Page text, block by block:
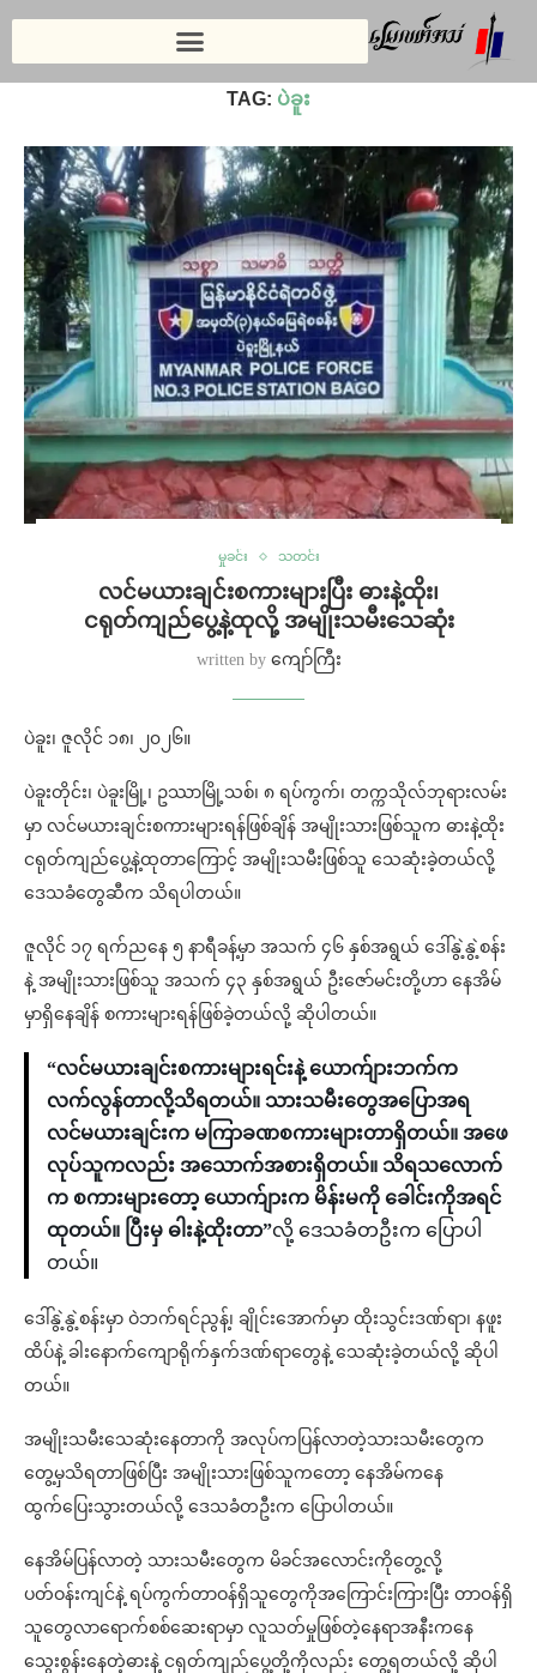
TAG: ပဲခူး
မှုခင်း သတင်း
လင်မယားချင်းစကားများပြီး ဓားနဲ့ထိုး၊
ငရုတ်ကျည်ပွေ့နဲ့ထုလို့ အမျိုးသမီးသေဆုံး
written by ကျော်ကြီး
ပဲခူး၊ ဇူလိုင် ၁၈၊ ၂၀၂၆။
ပဲခူးတိုင်း၊ ပဲခူးမြို့၊ ဥဿာမြို့သစ်၊ ၈ ရပ်ကွက်၊ တက္ကသိုလ်ဘုရားလမ်း
မှာ လင်မယားချင်းစကားများရန်ဖြစ်ချိန် အမျိုးသားဖြစ်သူက ဓားနဲ့ထိုး
ငရုတ်ကျည်ပွေ့နဲ့ထုတာကြောင့် အမျိုးသမီးဖြစ်သူ သေဆုံးခဲ့တယ်လို့
ဒေသခံတွေဆီက သိရပါတယ်။
ဇူလိုင် ၁၇ ရက်ညနေ ၅ နာရီခန့်မှာ အသက် ၄၆ နှစ်အရွယ် ဒေါ်နွဲ့နွဲ့စန်း
နဲ့ အမျိုးသားဖြစ်သူ အသက် ၄၃ နှစ်အရွယ် ဦးဇော်မင်းတို့ဟာ နေအိမ်
မှာရှိနေချိန် စကားများရန်ဖြစ်ခဲ့တယ်လို့ ဆိုပါတယ်။
“လင်မယားချင်းစကားများရင်းနဲ့ ယောက်ျားဘက်က
လက်လွန်တာလို့သိရတယ်။ သားသမီးတွေအပြောအရ
လင်မယားချင်းက မကြာခဏစကားများတာရှိတယ်။ အဖေ
လုပ်သူကလည်း အသောက်အစားရှိတယ်။ သိရသလောက်
က စကားများတော့ ယောက်ျားက မိန်းမကို ခေါင်းကိုအရင်
ထုတယ်။ ပြီးမှ ဓါးနဲ့ထိုးတာ”လို့ ဒေသခံတဦးက ပြောပါ
တယ်။
ဒေါ်နွဲ့နွဲ့စန်းမှာ ဝဲဘက်ရင်ညွန့်၊ ချိုင်းအောက်မှာ ထိုးသွင်းဒဏ်ရာ၊ နဖူး
ထိပ်နဲ့ ခါးနောက်ကျောရိုက်နှက်ဒဏ်ရာတွေနဲ့ သေဆုံးခဲ့တယ်လို့ ဆိုပါ
တယ်။
အမျိုးသမီးသေဆုံးနေတာကို အလုပ်ကပြန်လာတဲ့သားသမီးတွေက
တွေ့မှသိရတာဖြစ်ပြီး အမျိုးသားဖြစ်သူကတော့ နေအိမ်ကနေ
ထွက်ပြေးသွားတယ်လို့ ဒေသခံတဦးက ပြောပါတယ်။
နေအိမ်ပြန်လာတဲ့ သားသမီးတွေက မိခင်အလောင်းကိုတွေ့လို့
ပတ်ဝန်းကျင်နဲ့ ရပ်ကွက်တာဝန်ရှိသူတွေကိုအကြောင်းကြားပြီး တာဝန်ရှိ
သူတွေလာရောက်စစ်ဆေးရာမှာ လူသတ်မှုဖြစ်တဲ့နေရာအနီးကနေ
သွေးစွန်းနေတဲ့ဓားနဲ့ ငရုတ်ကျည်ပွေ့တို့ကိုလည်း တွေ့ရတယ်လို့ ဆိုပါ